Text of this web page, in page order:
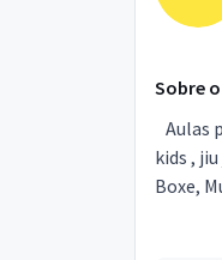
Sobre
Aulas
kids ,
Boxe,